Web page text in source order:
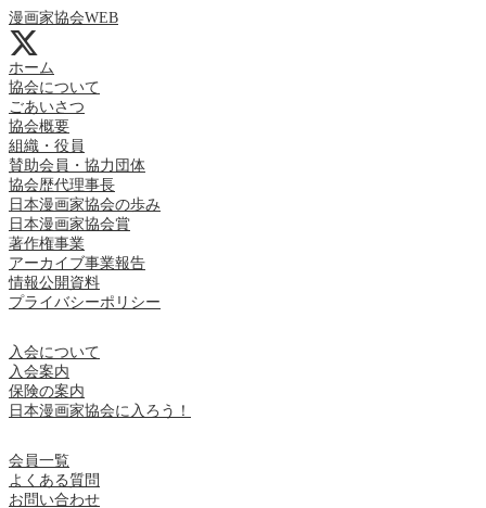
漫画家協会WEB
ホーム
協会について
ごあいさつ
協会概要
組織・役員
賛助会員・協力団体
協会歴代理事長
日本漫画家協会の歩み
日本漫画家協会賞
著作権事業
アーカイブ事業報告
情報公開資料
プライバシーポリシー
入会について
入会案内
保険の案内
日本漫画家協会に入ろう！
会員一覧
よくある質問
お問い合わせ